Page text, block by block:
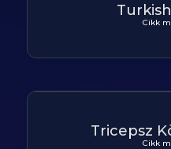
Cikk
Tricepsz
Cikk